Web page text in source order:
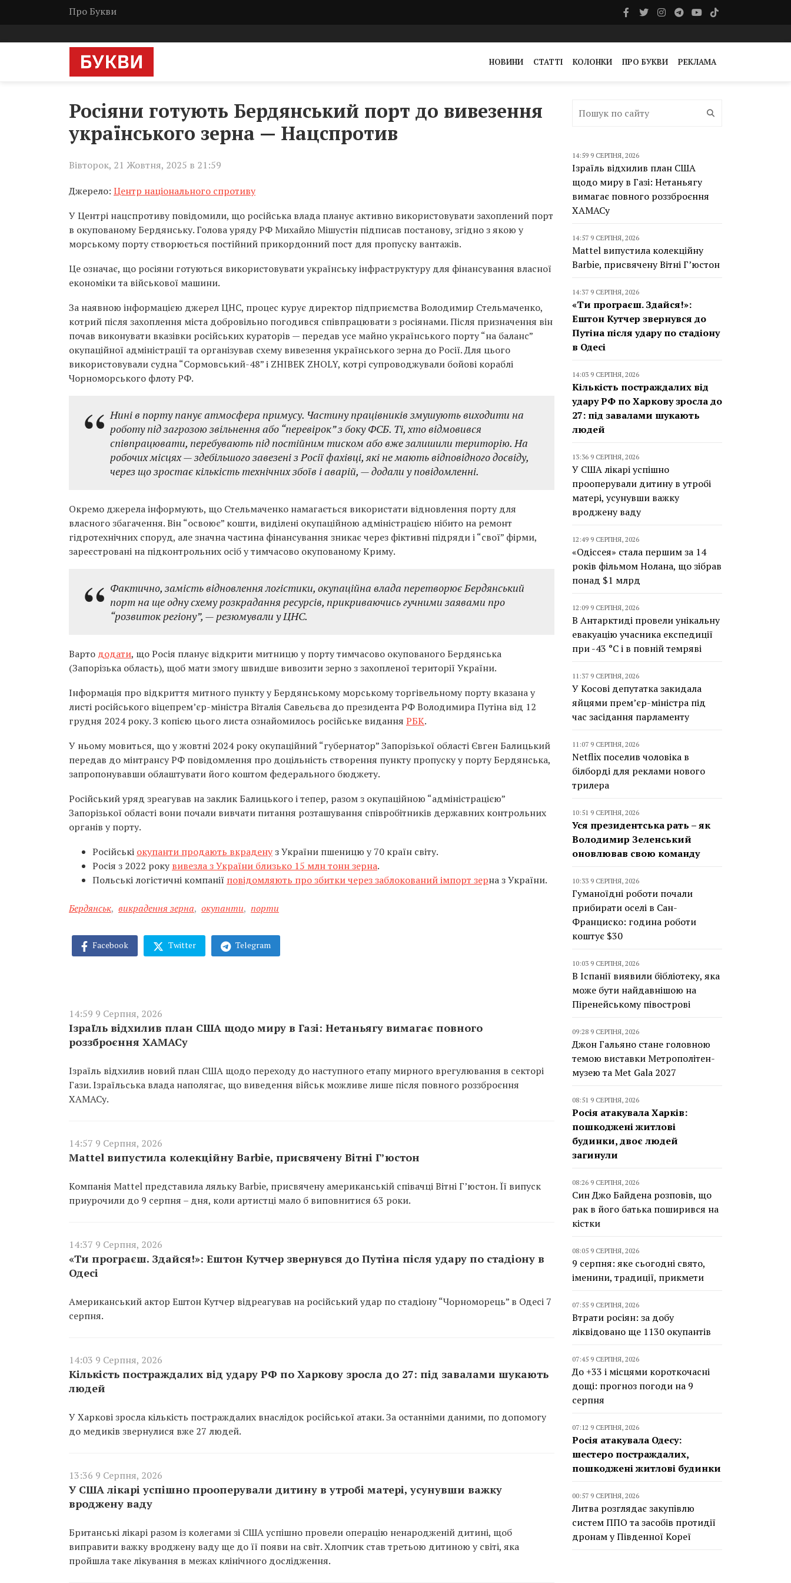
Про Букви
НОВИНИ СТАТТІ КОЛОНКИ ПРО БУКВИ РЕКЛАМА
Росіяни готують Бердянський порт до вивезення
українського зерна — Нацспротив
Вівторок, 21 Жовтня, 2025 в 21:59
Джерело: Центр національного спротиву
У Центрі нацспротиву повідомили, що російська влада планує активно використовувати захоплений порт
в окупованому Бердянську. Голова уряду РФ Михайло Мішустін підписав постанову, згідно з якою у
морському порту створюється постійний прикордонний пост для пропуску вантажів.
Це означає, що росіяни готуються використовувати українську інфраструктуру для фінансування власної
економіки та військової машини.
За наявною інформацією джерел ЦНС, процес курує директор підприємства Володимир Стельмаченко,
котрий після захоплення міста добровільно погодився співпрацювати з росіянами. Після призначення він
почав виконувати вказівки російських кураторів — передав усе майно українського порту “на баланс”
окупаційної адміністрації та організував схему вивезення українського зерна до Росії. Для цього
використовували судна “Сормовський-48” і ZHIBEK ZHOLY, котрі супроводжували бойові кораблі
Чорноморського флоту РФ.
Нині в порту панує атмосфера примусу. Частину працівників змушують виходити на
роботу під загрозою звільнення або “перевірок” з боку ФСБ. Ті, хто відмовився
співпрацювати, перебувають під постійним тиском або вже залишили територію. На
робочих місцях — здебільшого завезені з Росії фахівці, які не мають відповідного досвіду,
через що зростає кількість технічних збоїв і аварій, — додали у повідомленні.
Окремо джерела інформують, що Стельмаченко намагається використати відновлення порту для
власного збагачення. Він “освоює” кошти, виділені окупаційною адміністрацією нібито на ремонт
гідротехнічних споруд, але значна частина фінансування зникає через фіктивні підряди і “свої” фірми,
зареєстровані на підконтрольних осіб у тимчасово окупованому Криму.
Фактично, замість відновлення логістики, окупаційна влада перетворює Бердянський
порт на ще одну схему розкрадання ресурсів, прикриваючись гучними заявами про
“розвиток регіону”, — резюмували у ЦНС.
Варто додати, що Росія планує відкрити митницю у порту тимчасово окупованого Бердянська
(Запорізька область), щоб мати змогу швидше вивозити зерно з захопленої території України.
Інформація про відкриття митного пункту у Бердянському морському торгівельному порту вказана у
листі російського віцепрем’єр-міністра Віталія Савельєва до президента РФ Володимира Путіна від 12
грудня 2024 року. З копією цього листа ознайомилось російське видання РБК.
У ньому мовиться, що у жовтні 2024 року окупаційний “губернатор” Запорізької області Євген Балицький
передав до мінтрансу РФ повідомлення про доцільність створення пункту пропуску у порту Бердянська,
запропонувавши облаштувати його коштом федерального бюджету.
Російський уряд зреагував на заклик Балицького і тепер, разом з окупаційною “адміністрацією”
Запорізької області вони почали вивчати питання розташування співробітників державних контрольних
органів у порту.
Російські окупанти продають вкраденуз України пшеницю у 70 країн світу.
Росія з 2022 рокувивезла з України близько 15 млн тонн зерна.
Польські логістичні компанії повідомляють про збитки через заблокований імпорт зерна з України.
Бердянськ, викрадення зерна, окупанти, порти
Facebook Twitter Telegram
14:59 9 Серпня, 2026
Ізраїль відхилив план США щодо миру в Газі: Нетаньягу вимагає повного
роззброєння ХАМАСу
Ізраїль відхилив новий план США щодо переходу до наступного етапу мирного врегулювання в секторі
Гази. Ізраїльська влада наполягає, що виведення військ можливе лише після повного роззброєння
ХАМАСу.
14:57 9 Серпня, 2026
Mattel випустила колекційну Barbie, присвячену Вітні Г’юстон
Компанія Mattel представила ляльку Barbie, присвячену американській співачці Вітні Г’юстон. Її випуск
приурочили до 9 серпня – дня, коли артистці мало б виповнитися 63 роки.
14:37 9 Серпня, 2026
«Ти програєш. Здайся!»: Ештон Кутчер звернувся до Путіна після удару по стадіону в
Одесі
Американський актор Ештон Кутчер відреагував на російський удар по стадіону “Чорноморець” в Одесі 7
серпня.
14:03 9 Серпня, 2026
Кількість постраждалих від удару РФ по Харкову зросла до 27: під завалами шукають
людей
У Харкові зросла кількість постраждалих внаслідок російської атаки. За останніми даними, по допомогу
до медиків звернулися вже 27 людей.
13:36 9 Серпня, 2026
У США лікарі успішно прооперували дитину в утробі матері, усунувши важку
вроджену ваду
Британські лікарі разом із колегами зі США успішно провели операцію ненародженій дитині, щоб
виправити важку вроджену ваду ще до її появи на світ. Хлопчик став третьою дитиною у світі, яка
пройшла таке лікування в межах клінічного дослідження.
14:59 9 СЕРПНЯ, 2026
Ізраїль відхилив план США
щодо миру в Газі: Нетаньягу
вимагає повного роззброєння
ХАМАСу
14:57 9 СЕРПНЯ, 2026
Mattel випустила колекційну
Barbie, присвячену Вітні Г’юстон
14:37 9 СЕРПНЯ, 2026
«Ти програєш. Здайся!»:
Ештон Кутчер звернувся до
Путіна після удару по стадіону
в Одесі
14:03 9 СЕРПНЯ, 2026
Кількість постраждалих від
удару РФ по Харкову зросла до
27: під завалами шукають
людей
13:36 9 СЕРПНЯ, 2026
У США лікарі успішно
прооперували дитину в утробі
матері, усунувши важку
вроджену ваду
12:49 9 СЕРПНЯ, 2026
«Одіссея» стала першим за 14
років фільмом Нолана, що зібрав
понад $1 млрд
12:09 9 СЕРПНЯ, 2026
В Антарктиді провели унікальну
евакуацію учасника експедиції
при -43 °C і в повній темряві
11:37 9 СЕРПНЯ, 2026
У Косові депутатка закидала
яйцями прем’єр-міністра під
час засідання парламенту
11:07 9 СЕРПНЯ, 2026
Netflix поселив чоловіка в
білборді для реклами нового
трилера
10:51 9 СЕРПНЯ, 2026
Уся президентська рать – як
Володимир Зеленський
оновлював свою команду
10:33 9 СЕРПНЯ, 2026
Гуманоїдні роботи почали
прибирати оселі в Сан-
Франциско: година роботи
коштує $30
10:03 9 СЕРПНЯ, 2026
В Іспанії виявили бібліотеку, яка
може бути найдавнішою на
Піренейському півострові
09:28 9 СЕРПНЯ, 2026
Джон Гальяно стане головною
темою виставки Метрополітен-
музею та Met Gala 2027
08:51 9 СЕРПНЯ, 2026
Росія атакувала Харків:
пошкоджені житлові
будинки, двоє людей
загинули
08:26 9 СЕРПНЯ, 2026
Син Джо Байдена розповів, що
рак в його батька поширився на
кістки
08:05 9 СЕРПНЯ, 2026
9 серпня: яке сьогодні свято,
іменини, традиції, прикмети
07:55 9 СЕРПНЯ, 2026
Втрати росіян: за добу
ліквідовано ще 1130 окупантів
07:45 9 СЕРПНЯ, 2026
До +33 і місцями короткочасні
дощі: прогноз погоди на 9
серпня
07:12 9 СЕРПНЯ, 2026
Росія атакувала Одесу:
шестеро постраждалих,
пошкоджені житлові будинки
00:57 9 СЕРПНЯ, 2026
Литва розглядає закупівлю
систем ППО та засобів протидії
дронам у Південної Кореї